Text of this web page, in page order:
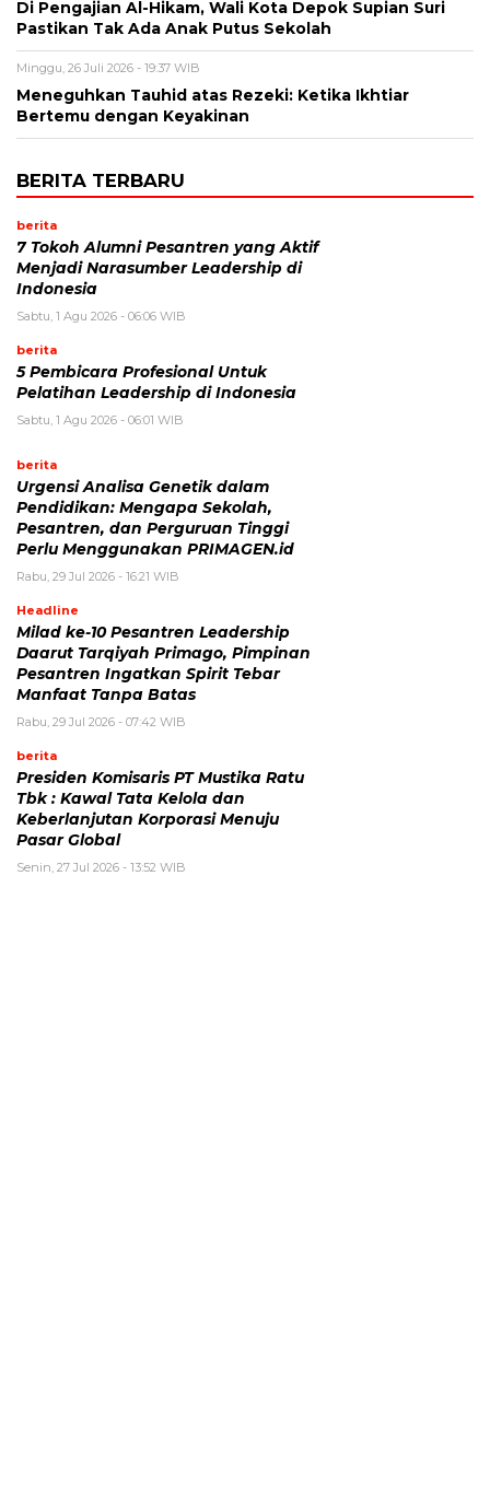
Di Pengajian Al-Hikam, Wali Kota Depok Supian Suri
Pastikan Tak Ada Anak Putus Sekolah
Minggu, 26 Juli 2026 - 19:37 WIB
Meneguhkan Tauhid atas Rezeki: Ketika Ikhtiar
Bertemu dengan Keyakinan
BERITA TERBARU
berita
7 Tokoh Alumni Pesantren yang Aktif
Menjadi Narasumber Leadership di
Indonesia
Sabtu, 1 Agu 2026 - 06:06 WIB
berita
5 Pembicara Profesional Untuk
Pelatihan Leadership di Indonesia
Sabtu, 1 Agu 2026 - 06:01 WIB
berita
Urgensi Analisa Genetik dalam
Pendidikan: Mengapa Sekolah,
Pesantren, dan Perguruan Tinggi
Perlu Menggunakan PRIMAGEN.id
Rabu, 29 Jul 2026 - 16:21 WIB
Headline
Milad ke-10 Pesantren Leadership
Daarut Tarqiyah Primago, Pimpinan
Pesantren Ingatkan Spirit Tebar
Manfaat Tanpa Batas
Rabu, 29 Jul 2026 - 07:42 WIB
berita
Presiden Komisaris PT Mustika Ratu
Tbk : Kawal Tata Kelola dan
Keberlanjutan Korporasi Menuju
Pasar Global
Senin, 27 Jul 2026 - 13:52 WIB